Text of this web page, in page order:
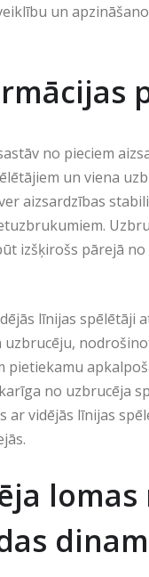
un
no pieciem
un viena
aizsardzības
izšķirošs pārejā no
līnijas spēlētāji
uzbrucēju,
pietiekamu
no uzbrucēja
ar vidējās līnijas
lomas